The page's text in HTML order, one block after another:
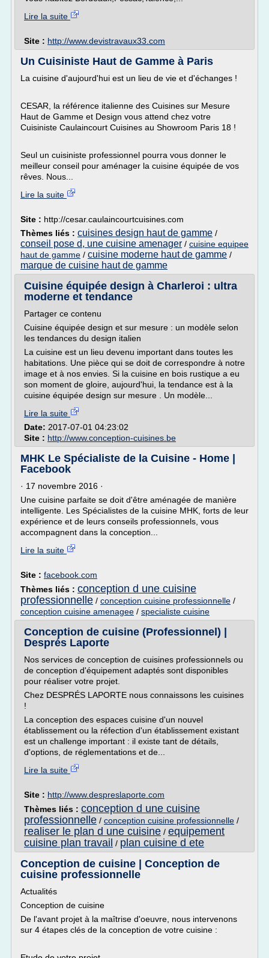
Lire la suite
Site : http://www.devistravaux33.com
Un Cuisiniste Haut de Gamme à Paris
La cuisine d'aujourd'hui est un lieu de vie et d'échanges !
CESAR, la référence italienne des Cuisines sur Mesure
Haut de Gamme et Design vous attend chez votre
Cuisiniste Caulaincourt Cuisines au Showroom Paris 18 !
Seul un cuisiniste professionnel pourra vous donner le
meilleur conseil pour aménager la cuisine équipée de vos
rêves. Nous...
Lire la suite
Site : http://cesar.caulaincourtcuisines.com
Thèmes liés : cuisines design haut de gamme /
conseil pose d, une cuisine amenager / cuisine equipee
haut de gamme / cuisine moderne haut de gamme /
marque de cuisine haut de gamme
Cuisine équipée design à Charleroi : ultra
moderne et tendance
Partager ce contenu
Cuisine équipée design et sur mesure : un modèle selon
les tendances du design italien
La cuisine est un lieu devenu important dans toutes les
habitations. Une pièce qui se doit de correspondre à notre
image et à nos envies. Si la cuisine en bois rustique a eu
son moment de gloire, aujourd'hui, la tendance est à la
cuisine équipée design sur mesure . Un modèle...
Lire la suite
Date: 2017-07-01 04:23:02
Site : http://www.conception-cuisines.be
MHK Le Spécialiste de la Cuisine - Home |
Facebook
· 17 novembre 2016 ·
Une cuisine parfaite se doit d'être aménagée de manière
intelligente. Les Spécialistes de la cuisine MHK, forts de leur
expérience et de leurs conseils professionnels, vous
accompagnent dans la conception...
Lire la suite
Site : facebook.com
Thèmes liés : conception d une cuisine
professionnelle / conception cuisine professionnelle /
conception cuisine amenagee / specialiste cuisine
Conception de cuisine (Professionnel) |
Després Laporte
Nos services de conception de cuisines professionnels ou
de conception d'équipement adaptés sont disponibles
pour réaliser votre projet.
Chez DESPRÉS LAPORTE nous connaissons les cuisines
!
La conception des espaces cuisine d'un nouvel
établissement ou la réfection d'un établissement existant
est un challenge important : il existe tant de détails,
d'options, de réglementations et de...
Lire la suite
Site : http://www.despreslaporte.com
Thèmes liés : conception d une cuisine
professionnelle / conception cuisine professionnelle /
realiser le plan d une cuisine / equipement
cuisine plan travail / plan cuisine d ete
Conception de cuisine | Conception de
cuisine professionnelle
Actualités
Conception de cuisine
De l'avant projet à la maîtrise d'oeuvre, nous intervenons
sur 4 étapes clés de la conception de votre cuisine :